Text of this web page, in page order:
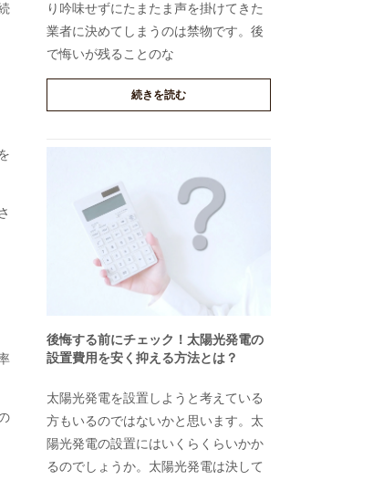
り吟味せずにたまたま声を掛けてきた
業者に決めてしまうのは禁物です。後
で悔いが残ることのな
続きを読む
後悔する前にチェック！太陽光発電の
設置費用を安く抑える方法とは？
太陽光発電を設置しようと考えている
方もいるのではないかと思います。太
陽光発電の設置にはいくらくらいかか
るのでしょうか。太陽光発電は決して